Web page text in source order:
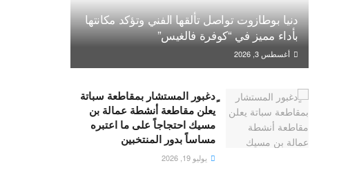
دنيا بوطازوت تواصل تألقها الفني وتؤكد مكانتها
بأداء مميز في “كوفرة فالغيس”
أغسطس 3, 2026
ٍدغبور المستشار بمقاطعة سباتة
يعلن مقاطعة أنشطة عمالة بن
مسيك احتجاجاً على ما اعتبره
مساساً بدور المنتخبين
يوليو 19, 2026